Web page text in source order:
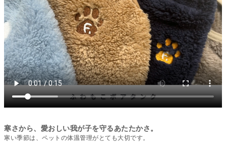
寒さから、愛おしい我が子を守るあたたかさ。
寒い季節は、ペットの体温管理がとても大切です。